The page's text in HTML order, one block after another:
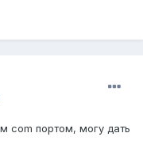
com портом, могу дать